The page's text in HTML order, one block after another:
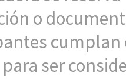
o
cumplan
ser